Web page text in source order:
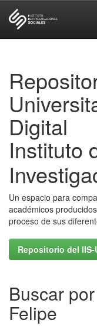
Digital
Instituto
Un espacio para
académicos
proceso de sus
Repositorio del IIS-
Buscar
Felipe